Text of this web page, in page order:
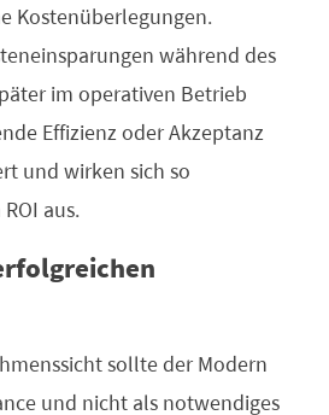
Kostenüberlegungen.
während des
im operativen Betrieb
Effizienz oder Akzeptanz
und wirken sich so
aus.
sollte der Modern
und nicht als notwendiges